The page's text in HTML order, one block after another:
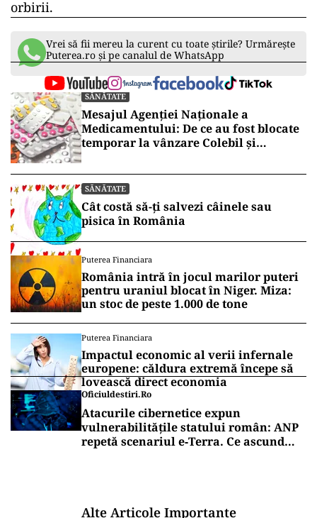
eforturi comune ale angajaţilor şi angajatorilor
Potrivit estimărilor, la nivel global, doar 17%
dintre persoanele cu deficiențe de vedere în
urma cataractei au acces la o intervenție
adecvată.
În prezent, la nivel global, viciile de refracție,
cataracta și retinopatia diabetică sunt
principalele cauze ale deficienței vederii și
orbirii.
Vrei să fii mereu la curent cu toate știrile? Urmărește
Puterea.ro și pe canalul de WhatsApp
SĂNĂTATE
Mesajul Agenției Naționale a
Medicamentului: De ce au fost blocate
temporar la vânzare Colebil și
Panzcebil
SĂNĂTATE
Cât costă să-ți salvezi câinele sau
pisica în România
un stoc de peste 1.000 de tone